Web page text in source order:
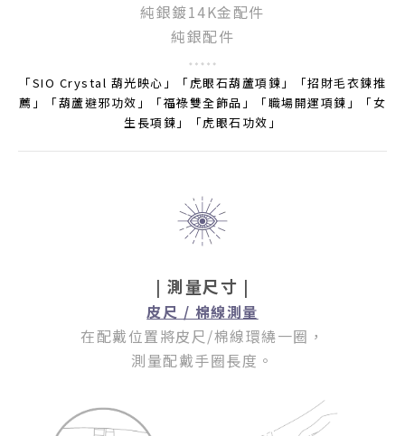
純銀鍍14K金配件
純銀配件
「SIO Crystal 葫光映心」「虎眼石葫蘆項鍊」「招財毛衣鍊推
薦」「葫蘆避邪功效」「福祿雙全飾品」「職場開運項鍊」「女
生長項鍊」「虎眼石功效」
| 測量尺寸 |
皮尺 / 棉線測量
在配戴位置將皮尺/棉線環繞一圈 ，
測量配戴手圈長度。